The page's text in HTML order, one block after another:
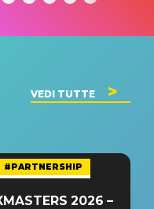
VEDI TUTTE
#PARTNERSHIP
2026 –